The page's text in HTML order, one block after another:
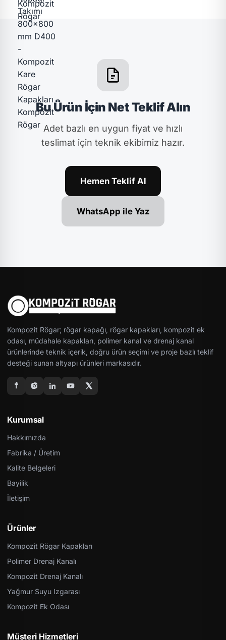
Bu Ürün İçin Net Teklif Alın
Adet bazlı en uygun fiyat ve hızlı
teslimat için teknik ekibimiz hazır.
Hemen Teklif Al
WhatsApp ile Yaz
Kompozit Rögar; rögar kapağı, rögar kapakları, kompozit ek
odası, müdahale kapakları, polimer kanal ve drenaj kanal
ürünlerinde teknik içerik, doğru ürün seçimi ve proje bazlı teklif
desteği sunan altyapı ürünleri markasıdır.
Kurumsal
Hakkımızda
Fabrika / Üretim
Kalite Belgeleri
Bayilik
İletişim
Ürünler
Kompozit Rögar Kapakları
Polimer Drenaj Kanalı
Kompozit Drenaj Kanalı
Yağmur Suyu Izgarası
Kompozit Ek Odası
Müşteri Hizmetleri